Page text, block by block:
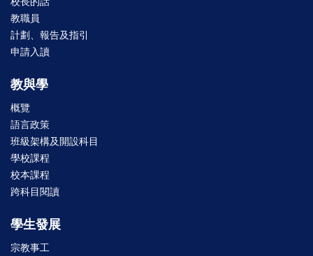
教職員
計劃、報告及指引
申請入讀
教與學
概覽
語言政策
班級架構及開設科目
學校課程
校本課程
跨科目閱讀
學生發展
宗教事工